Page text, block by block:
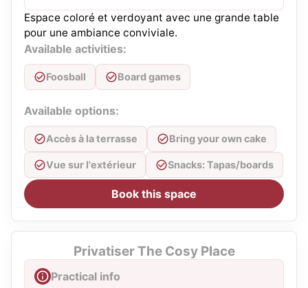
Espace coloré et verdoyant avec une grande table
pour une ambiance conviviale.
Available activities:
Foosball Board games
Available options:
Accès à la terrasse Bring your own cake
Vue sur l'extérieur Snacks: Tapas/boards
Book this space
Privatiser The Cosy Place
Practical info